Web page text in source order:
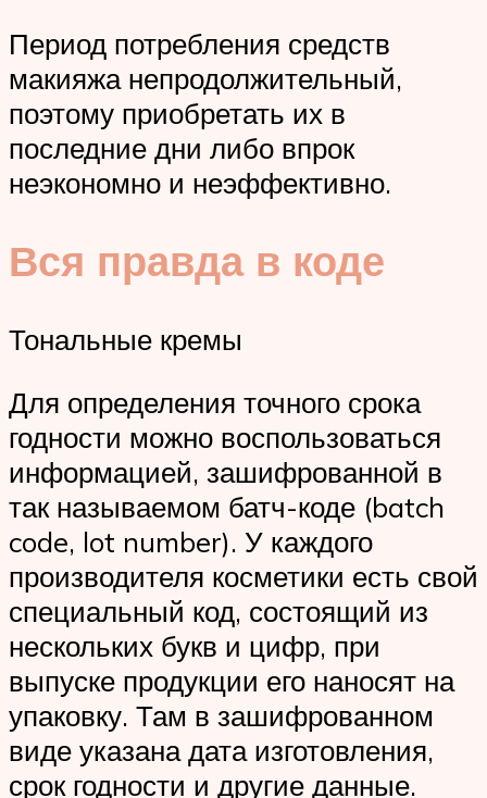
Период потребления средств
макияжа непродолжительный,
поэтому приобретать их в
последние дни либо впрок
неэкономно и неэффективно.
Вся правда в коде
Тональные кремы
Для определения точного срока
годности можно воспользоваться
информацией, зашифрованной в
так называемом батч-коде (batch
code, lot number). У каждого
производителя косметики есть свой
специальный код, состоящий из
нескольких букв и цифр, при
выпуске продукции его наносят на
упаковку. Там в зашифрованном
виде указана дата изготовления,
срок годности и другие данные.